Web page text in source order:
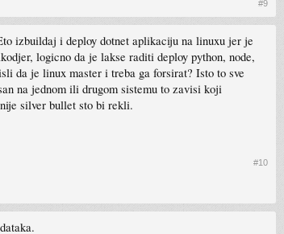
#9
izbuildaj i deploy dotnet aplikaciju na linuxu jer je
logicno da je lakse raditi deploy python, node,
da je linux master i treba ga forsirat? Isto to sve
na jednom ili drugom sistemu to zavisi koji
silver bullet sto bi rekli.
#10